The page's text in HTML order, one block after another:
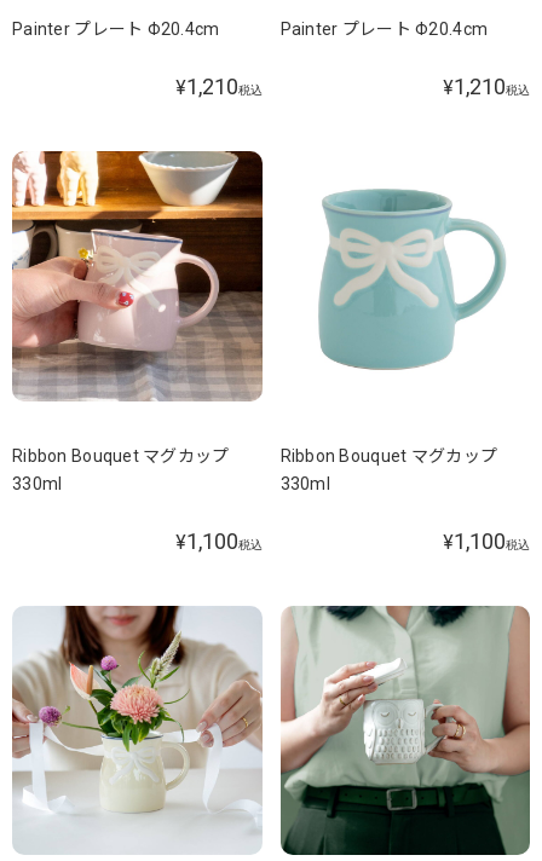
Painter プレート Φ20.4cm
¥1,210税込
Painter プレート Φ20.4cm
¥1,210税込
Ribbon Bouquet マグカップ
330ml
¥1,100税込
Ribbon Bouquet マグカップ
330ml
¥1,100税込